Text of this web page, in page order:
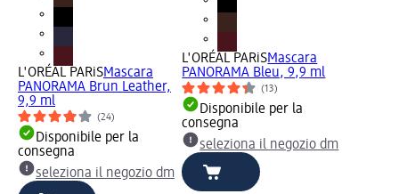
L'ORÉAL PARiSMascara
PANORAMA Brun Leather,
9,9 ml
(24)
Disponibile per la
consegna
seleziona il negozio dm
L'ORÉAL PARiSMascara
PANORAMA Bleu, 9,9 ml
(13)
Disponibile per la
consegna
seleziona il negozio dm